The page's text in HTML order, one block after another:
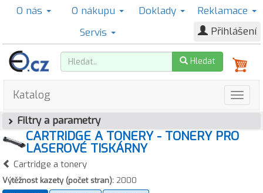
O nás O nákupu Doklady
Reklamace
Servis
Přihlášení
Hledat
Katalog
Filtry a parametry
CARTRIDGE A TONERY - TONERY PRO
LASEROVÉ TISKÁRNY
Cartridge a tonery
Výtěžnost kazety (počet stran): 2000